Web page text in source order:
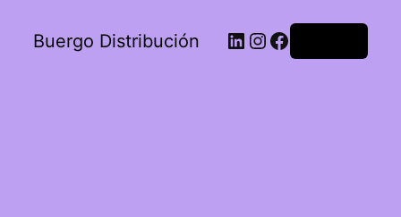
Buergo Distribución